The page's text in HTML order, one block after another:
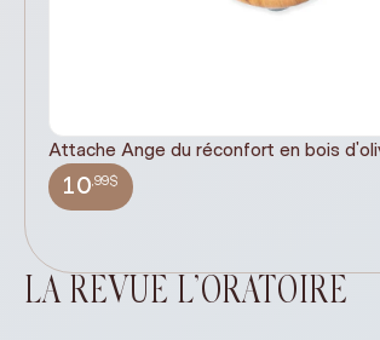
Attache Ange du réconfort en bois
10,99$
LA REVUE L’ORATOIRE